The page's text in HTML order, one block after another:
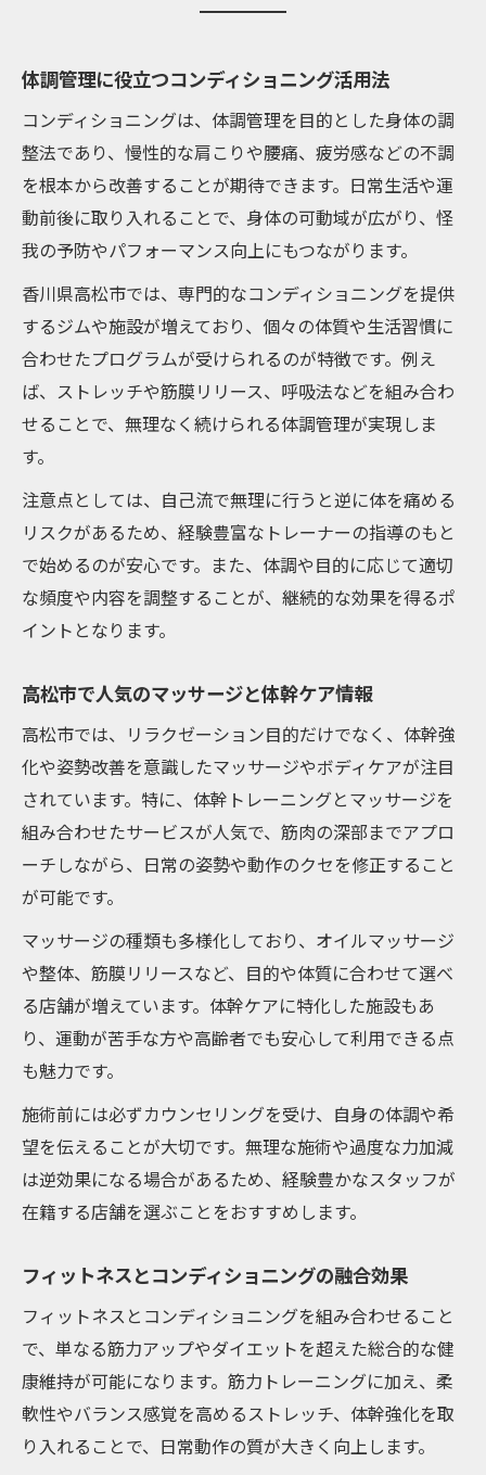
体調管理に役立つコンディショニング活用法
コンディショニングは、体調管理を目的とした身体の調
整法であり、慢性的な肩こりや腰痛、疲労感などの不調
を根本から改善することが期待できます。日常生活や運
動前後に取り入れることで、身体の可動域が広がり、怪
我の予防やパフォーマンス向上にもつながります。
香川県高松市では、専門的なコンディショニングを提供
するジムや施設が増えており、個々の体質や生活習慣に
合わせたプログラムが受けられるのが特徴です。例え
ば、ストレッチや筋膜リリース、呼吸法などを組み合わ
せることで、無理なく続けられる体調管理が実現しま
す。
注意点としては、自己流で無理に行うと逆に体を痛める
リスクがあるため、経験豊富なトレーナーの指導のもと
で始めるのが安心です。また、体調や目的に応じて適切
な頻度や内容を調整することが、継続的な効果を得るポ
イントとなります。
高松市で人気のマッサージと体幹ケア情報
高松市では、リラクゼーション目的だけでなく、体幹強
化や姿勢改善を意識したマッサージやボディケアが注目
されています。特に、体幹トレーニングとマッサージを
組み合わせたサービスが人気で、筋肉の深部までアプロ
ーチしながら、日常の姿勢や動作のクセを修正すること
が可能です。
マッサージの種類も多様化しており、オイルマッサージ
や整体、筋膜リリースなど、目的や体質に合わせて選べ
る店舗が増えています。体幹ケアに特化した施設もあ
り、運動が苦手な方や高齢者でも安心して利用できる点
も魅力です。
施術前には必ずカウンセリングを受け、自身の体調や希
望を伝えることが大切です。無理な施術や過度な力加減
は逆効果になる場合があるため、経験豊かなスタッフが
在籍する店舗を選ぶことをおすすめします。
フィットネスとコンディショニングの融合効果
フィットネスとコンディショニングを組み合わせること
で、単なる筋力アップやダイエットを超えた総合的な健
康維持が可能になります。筋力トレーニングに加え、柔
軟性やバランス感覚を高めるストレッチ、体幹強化を取
り入れることで、日常動作の質が大きく向上します。